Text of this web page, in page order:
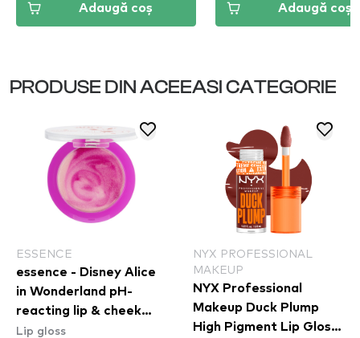
Adaugă coș Adaugă coș
PRODUSE DIN ACEEASI CATEGORIE
ESSENCE
essence - Disney Alice
in Wonderland pH-
reacting lip & cheek
balm 01
Lip gloss
NYX PROFESSIONAL
MAKEUP
NYX Professional
Makeup Duck Plump
High Pigment Lip Gloss